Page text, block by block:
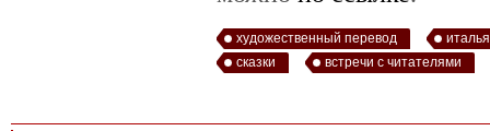
художественный перевод
сказки
встречи с читателями